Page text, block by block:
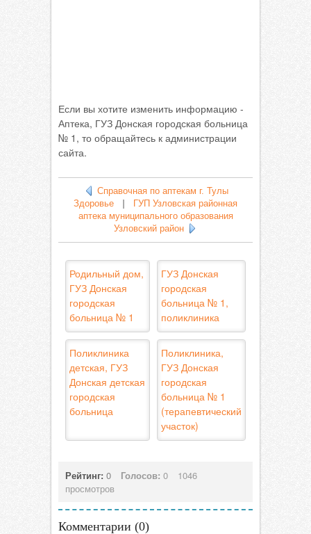
Если вы хотите изменить информацию -
Аптека, ГУЗ Донская городская больница
№ 1, то обращайтесь к администрации
сайта.
Справочная по аптекам г. Тулы
Здоровье
ГУП Узловская районная
аптека муниципального образования
Узловский район
Родильный дом,
ГУЗ Донская
городская
больница № 1
ГУЗ Донская
городская
больница № 1,
поликлиника
Поликлиника
детская, ГУЗ
Донская детская
городская
больница
Поликлиника,
ГУЗ Донская
городская
больница № 1
(терапевтический
участок)
Рейтинг: 0 Голосов: 0
1046
просмотров
Комментарии (0)